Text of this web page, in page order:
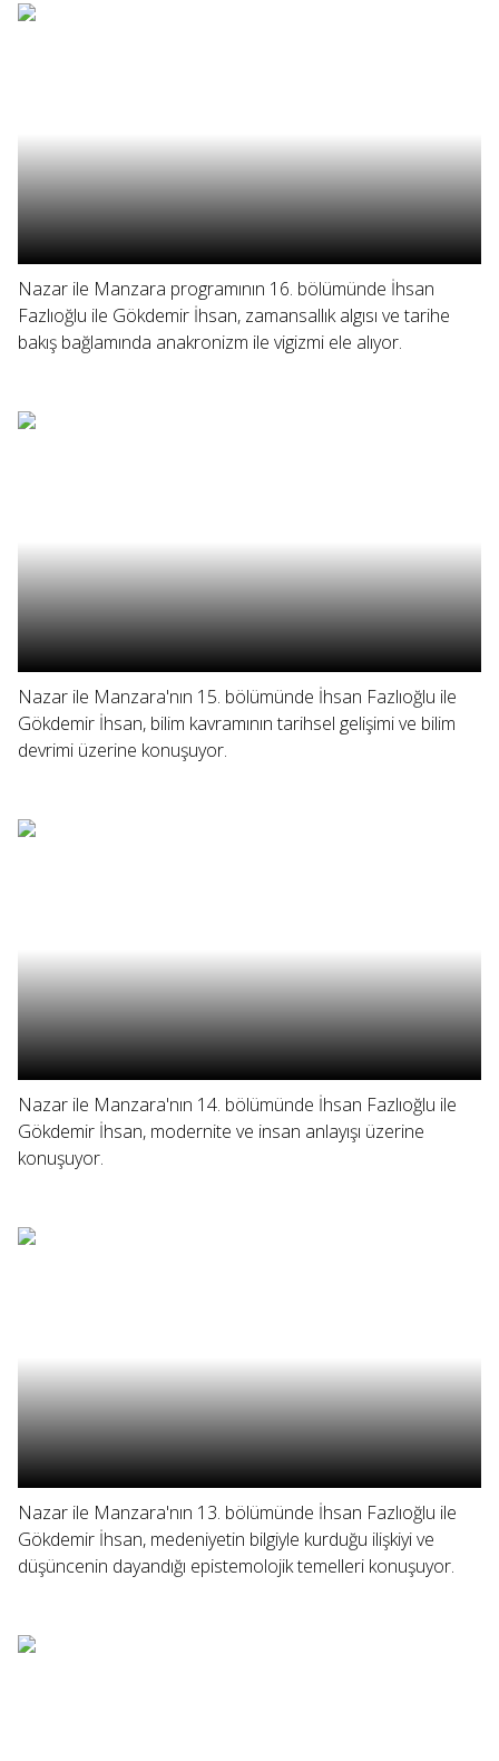
Nazar ile Manzara programının 16. bölümünde İhsan
Fazlıoğlu ile Gökdemir İhsan, zamansallık algısı ve tarihe
bakış bağlamında anakronizm ile vigizmi ele alıyor.
Nazar ile Manzara'nın 15. bölümünde İhsan Fazlıoğlu ile
Gökdemir İhsan, bilim kavramının tarihsel gelişimi ve bilim
devrimi üzerine konuşuyor.
Nazar ile Manzara'nın 14. bölümünde İhsan Fazlıoğlu ile
Gökdemir İhsan, modernite ve insan anlayışı üzerine
konuşuyor.
Nazar ile Manzara'nın 13. bölümünde İhsan Fazlıoğlu ile
Gökdemir İhsan, medeniyetin bilgiyle kurduğu ilişkiyi ve
düşüncenin dayandığı epistemolojik temelleri konuşuyor.